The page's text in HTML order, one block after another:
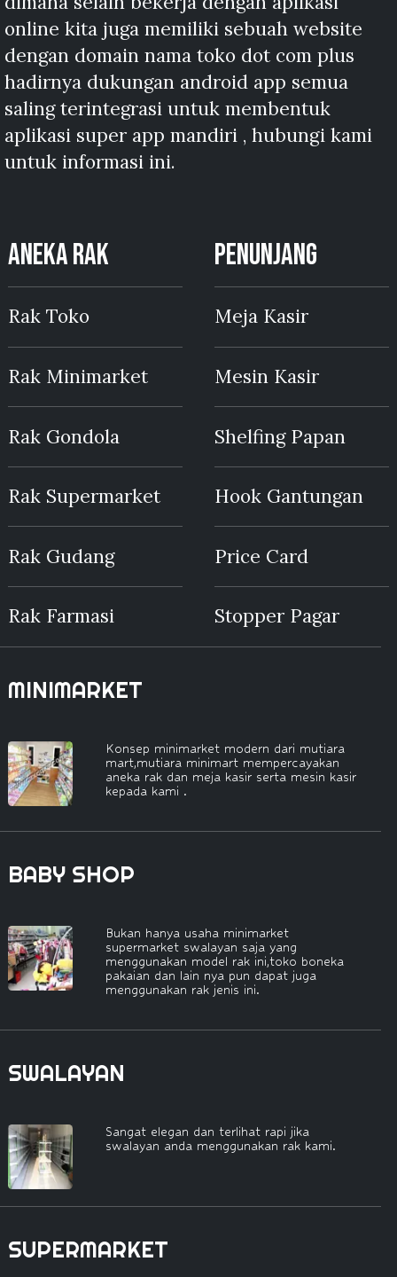
online kita juga memiliki sebuah website
dengan domain nama toko dot com plus
hadirnya dukungan android app semua
saling terintegrasi untuk membentuk
aplikasi super app mandiri , hubungi kami
untuk informasi ini.
ANEKA RAK
Rak Toko
Rak Minimarket
Rak Gondola
Rak Supermarket
Rak Gudang
Rak Farmasi
PENUNJANG
Meja Kasir
Mesin Kasir
Shelfing Papan
Hook Gantungan
Price Card
Stopper Pagar
MINIMARKET
Konsep minimarket modern dari mutiara
mart,mutiara minimart mempercayakan
aneka rak dan meja kasir serta mesin kasir
kepada kami .
BABY SHOP
Bukan hanya usaha minimarket
supermarket swalayan saja yang
menggunakan model rak ini,toko boneka
pakaian dan lain nya pun dapat juga
menggunakan rak jenis ini.
SWALAYAN
Sangat elegan dan terlihat rapi jika
swalayan anda menggunakan rak kami.
SUPERMARKET